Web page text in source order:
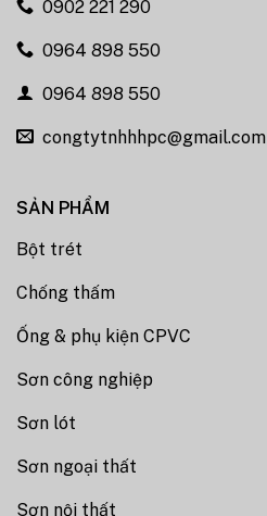
0902 221 290
0964 898 550
0964 898 550
congtytnhhhpc@gmail.com
SẢN PHẨM
Bột trét
Chống thấm
Ống & phụ kiện CPVC
Sơn công nghiệp
Sơn lót
Sơn ngoại thất
Sơn nội thất